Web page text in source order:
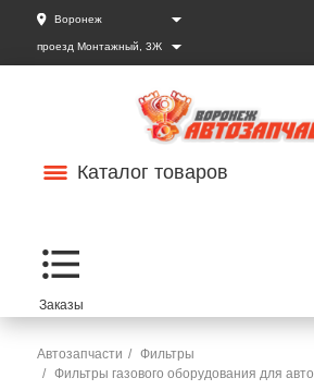
Воронеж
проезд Монтажный, 3Ж
Каталог товаров
Автозапчасти
Фильтры
Фильтры газового оборудования для авто